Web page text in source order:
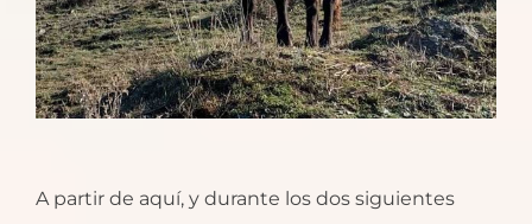
A partir de aquí, y durante los dos siguientes